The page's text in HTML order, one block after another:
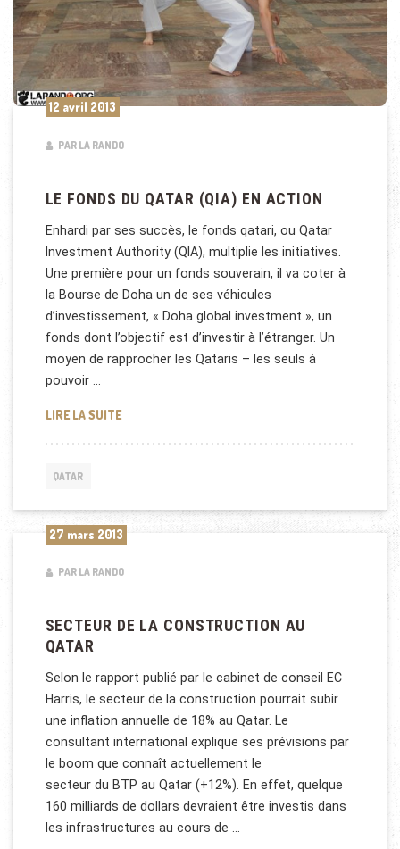
12 avril 2013
PAR LA RANDO
LE FONDS DU QATAR (QIA) EN ACTION
Enhardi par ses succès, le fonds qatari, ou Qatar
Investment Authority (QIA), multiplie les initiatives.
Une première pour un fonds souverain, il va coter à
la Bourse de Doha un de ses véhicules
d’investissement, « Doha global investment », un
fonds dont l’objectif est d’investir à l’étranger. Un
moyen de rapprocher les Qataris – les seuls à
pouvoir …
LIRE LA SUITELE FONDS DU QATAR (QIA) EN ACTION
QATAR
27 mars 2013
PAR LA RANDO
SECTEUR DE LA CONSTRUCTION AU
QATAR
Selon le rapport publié par le cabinet de conseil EC
Harris, le secteur de la construction pourrait subir
une inflation annuelle de 18% au Qatar. Le
consultant international explique ses prévisions par
le boom que connaît actuellement le
secteur du BTP au Qatar (+12%). En effet, quelque
160 milliards de dollars devraient être investis dans
les infrastructures au cours de …